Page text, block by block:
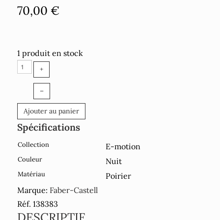
70,00 €
1 produit en stock
+
–
Ajouter au panier
Spécifications
Collection E-motion
Couleur Nuit
Matériau
Poirier
Marque: Faber-Castell
Réf. 138383